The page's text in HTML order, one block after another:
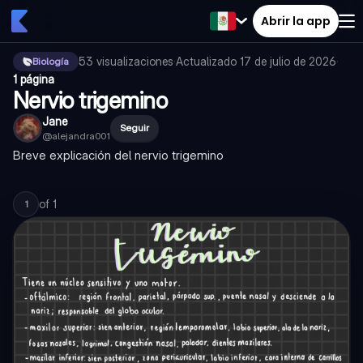
Abrir la app
Biología 53 visualizaciones·Actualizado 17 de julio de 2026·
1 página
Nervio trigemino
Jane
@alejandra001
Seguir
Breve explicación del nervio trigemino
1 of 1